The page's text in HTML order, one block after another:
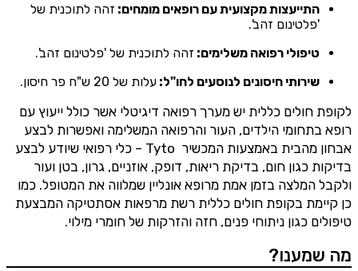
התייעצות מקצועית עם רופאים מומחים: זהה לתוכנית של
'פלטינום זהב'.
טיפולי רפואה משלימים: זהה לתוכנית של 'פלטינום זהב'.
שירותי חיסונים לנוסעים לחו"ל: עלות של 20 ש"ח פר חיסון.
לקופת חולים כללית יש מערך רפואה דיגיטלי אשר כולל ייעוץ עם
רופא בתחומי הילדים, העור והרפואה המשלימה ואפשרות לבצע
אבחון מהבית באמצעות המכשיר Tyto – כלי רפואי שיודע לבצע
בדיקות כגון חום, בדיקת ריאות, דופק, אוזניים, גרון, בטן ועור
ולקבל המלצה בזמן אמת מרופא אונליין שמלווה את המטופל. כמו
כן קיימת בקופת חולים כללית רשת מרפאות אסתטיקה המבצעת
טיפולים כגון ניתוחי פנים, חזה והזרקות של חומרי מילוי.
מה שמענו?